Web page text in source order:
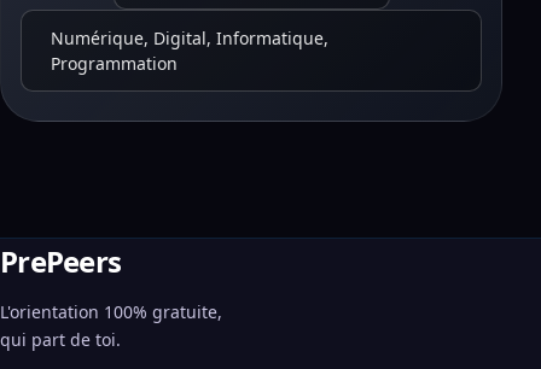
Numérique, Digital, Informatique,
Programmation
PrePeers
L'orientation 100% gratuite,
qui part de toi.